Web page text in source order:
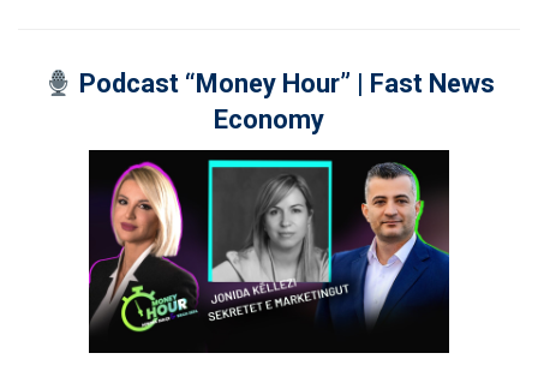
Podcast “Money Hour” | Fast News
Economy